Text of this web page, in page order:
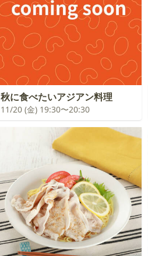
秋に食べたいアジアン料理
11/20 (金) 19:30〜20:30